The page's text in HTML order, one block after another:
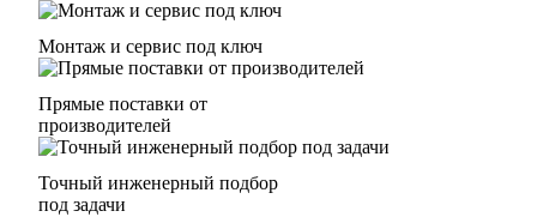
Монтаж и сервис под ключ
Прямые поставки от
производителей
Точный инженерный подбор
под задачи